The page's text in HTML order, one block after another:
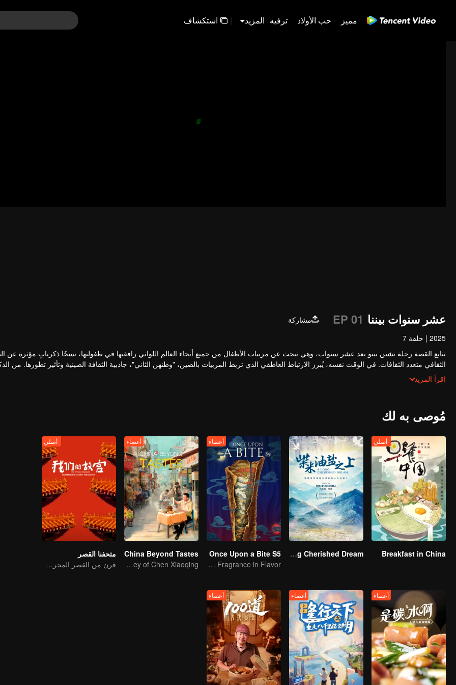
مميز حب الأولاد ترفيه المزيد | استكشاف
عشر سنوات بيننا EP 01
مشاركة
2025
| حلقة 7
تتابع القصة رحلة تشين يينو بعد عشر سنوات، وهي تبحث عن مربيات الأطفال من جميع أنحاء العالم اللواتي رافقنها في طفولتها، نسجًا ذكرياتٍ مؤثرة عن
الثقافي متعدد الثقافات. في الوقت نفسه، يُبرز الارتباط العاطفي الذي تربط المربيات بالصين، "وطنهن الثاني"، جاذبية الثقافة الصينية وتأثير تطورها. من
العزيزة للعائلة والصداقة إلى حماسة وفرح لمّ الشمل، تستكشف القصة قضايا اجتماعية كالتواصل بين الأجيال، والفجوة بين المُثل والواقع، وكيفية تطبيق
مواقف عملية...
اقرأ المزيد
مُوصى به لك
أصلي
Breakfast in China
A Long Cherished Dream
أعضاء
Once Upon a Bite S5
A Subtle Fragrance in Flavor
أعضاء
China Beyond Tastes
Flavor Exploration Journey of Chen Xiaoqing
أصلي
متحفنا القصر
قرن من القصر المحرم في نظرة واحدة
أعضاء أعضاء أعضاء